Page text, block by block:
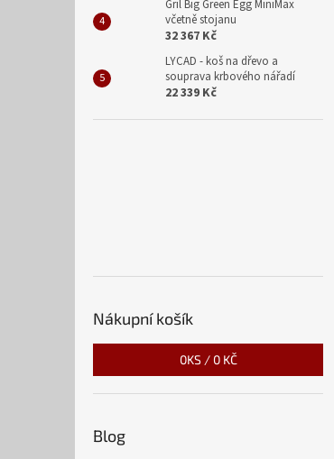
Gril Big Green Egg MiniMax
včetně stojanu
32 367 Kč
LYCAD - koš na dřevo a
souprava krbového nářadí
22 339 Kč
Nákupní košík
0KS / 0 KČ
Blog